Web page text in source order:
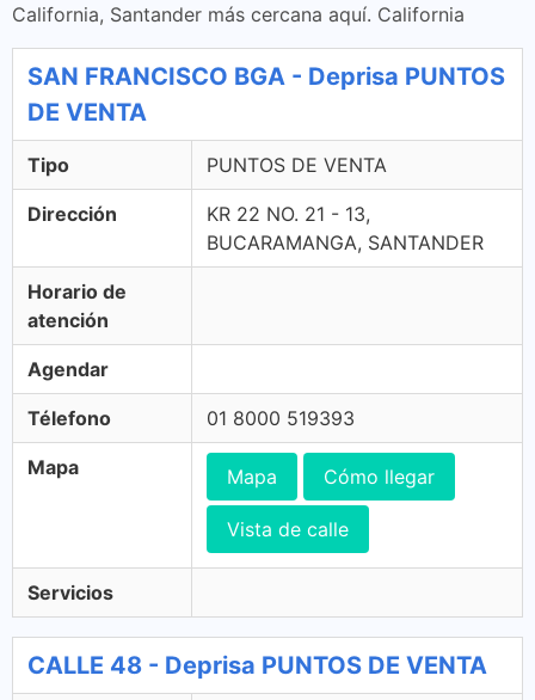
California, Santander más cercana aquí. California
SAN FRANCISCO BGA - Deprisa PUNTOS
DE VENTA
Tipo PUNTOS DE VENTA
Dirección
KR 22 NO. 21 - 13,
BUCARAMANGA, SANTANDER
Horario de
atención
Agendar
Télefono 01 8000 519393
Mapa Mapa Cómo llegar
Vista de calle
Servicios
CALLE 48 - Deprisa PUNTOS DE VENTA